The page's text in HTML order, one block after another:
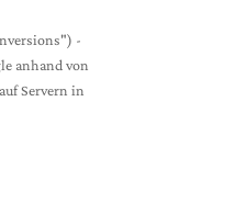
-
anhand von
Servern in